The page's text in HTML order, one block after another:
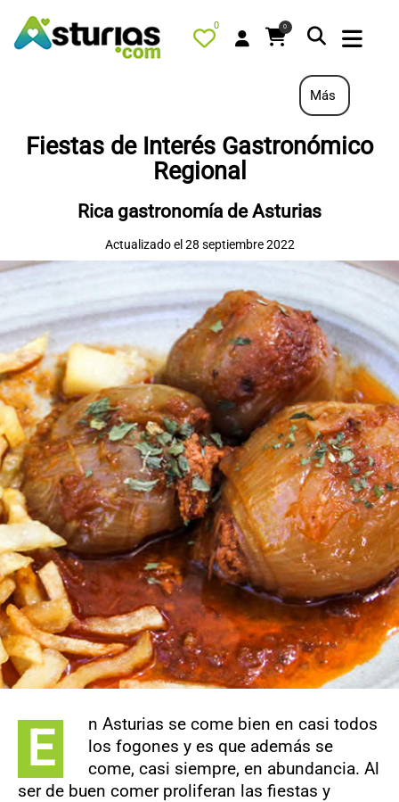
0 0
ALOJAMIENTOS
RESTAURANTES
TURISMO ACTIVO
TIENDA
AGENDA
OFERTAS
CONTACTO
Más
Fiestas de Interés Gastronómico
Regional
Rica gastronomía de Asturias
Actualizado el 28 septiembre 2022
E
n Asturias se come bien en casi todos
los fogones y es que además se
come, casi siempre, en abundancia. Al
ser de buen comer proliferan las fiestas y